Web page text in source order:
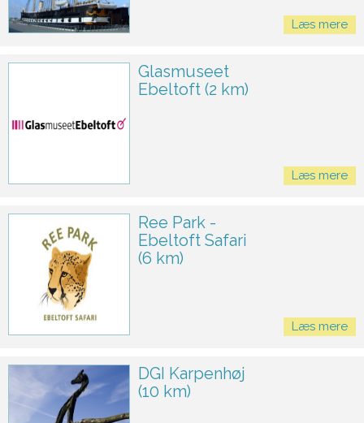
Læs mere
Glasmuseet
Ebeltoft (2 km)
Læs mere
Ree Park -
Ebeltoft Safari
(6 km)
Læs mere
DGI Karpenhøj
(10 km)